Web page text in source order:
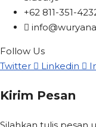
+62 811-351-
Follow Us
Twitter
Linkedin
Kirim Pesan